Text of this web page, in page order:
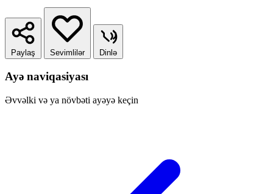
Paylaş Sevimlilər Dinlə
Ayə naviqasiyası
Əvvəlki və ya növbəti ayəyə keçin